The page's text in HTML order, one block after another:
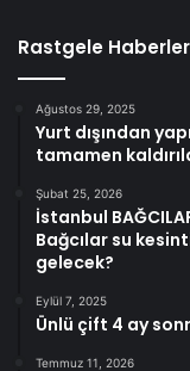
Rastgele Haberler
Ağustos 29, 2025
Yurt dışından
tamamen
Şubat 25, 2026
İstanbul
Bağcılar su
gelecek?
Eylül 7, 2025
Ünlü çift 4 ay
Temmuz 11, 2026